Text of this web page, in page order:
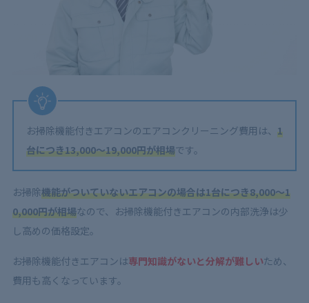
お掃除機能付きエアコンのエアコンクリーニング費用は、 1
台につき13,000～19,000円が相場です。
お掃除機能がついていないエアコンの場合は1台につき8,000～1
0,000円が相場なので、お掃除機能付きエアコンの内部洗浄は少
し高めの価格設定。
お掃除機能付きエアコンは専門知識がないと分解が難しいため、
費用も高くなっています。